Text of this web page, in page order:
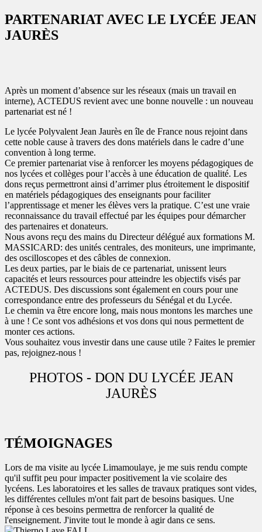
PARTENARIAT AVEC LE LYCÉE JEAN
JAURÈS
Après un moment d’absence sur les réseaux (mais un travail en
interne), ACTEDUS revient avec une bonne nouvelle : un nouveau
partenariat est né !
Le lycée Polyvalent Jean Jaurès en île de France nous rejoint dans
cette noble cause à travers des dons matériels dans le cadre d’une
convention à long terme.
Ce premier partenariat vise à renforcer les moyens pédagogiques de
nos lycées et collèges pour l’accès à une éducation de qualité. Les
dons reçus permettront ainsi d’arrimer plus étroitement le dispositif
en matériels pédagogiques des enseignants pour faciliter
l’apprentissage et mener les élèves vers la pratique. C’est une vraie
reconnaissance du travail effectué par les équipes pour démarcher
des partenaires et donateurs.
Nous avons reçu des mains du Directeur délégué aux formations M.
MASSICARD: des unités centrales, des moniteurs, une imprimante,
des oscilloscopes et des câbles de connexion.
Les deux parties, par le biais de ce partenariat, unissent leurs
capacités et leurs ressources pour atteindre les objectifs visés par
ACTEDUS. Des discussions sont également en cours pour une
correspondance entre des professeurs du Sénégal et du Lycée.
Le chemin va être encore long, mais nous montons les marches une
à une ! Ce sont vos adhésions et vos dons qui nous permettent de
monter ces actions.
Vous souhaitez vous investir dans une cause utile ? Faites le premier
pas, rejoignez-nous !
PHOTOS - DON DU LYCÉE JEAN
JAURÈS
TÉMOIGNAGES
Lors de ma visite au lycée Limamoulaye, je me suis rendu compte
qu'il suffit peu pour impacter positivement la vie scolaire des
lycéens. Les laboratoires et les salles de travaux pratiques sont vides,
les différentes cellules m'ont fait part de besoins basiques. Une
réponse à ces besoins permettra de renforcer la qualité de
l'enseignement. J'invite tout le monde à agir dans ce sens.